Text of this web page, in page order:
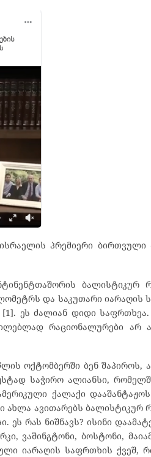
პრემიერი ბირთვული
ბალისტიკურ
და საკუთარი იარაღის
[1]. ეს ძალიან დიდი
რაციონალურები არ
ოქტომბერში ბენ შაპიროს,
საჭირო ალიანსი,
ქალაქი
ავითარებს ბალისტიკურ
რას ნიშნავს? ისინი
ვაშინგტონი, ბოსტონი,
იარაღის საფრთხის ქვეშ,